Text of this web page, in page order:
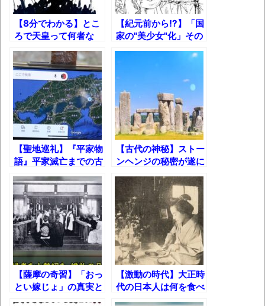
ｗ
新装版「ご冗談でしょう、ファインマンさ
ん（上）（下）」発売
【画像】整形で2400万円超えの美女、水着
グラビアに挑戦
歴ログは10周年ですがnoteに引っ越します
進撃の巨人シーズン7 ファイナルシーズンの
感想
TBS「マツコの知らない世界」スタグル特
集でほとんど紹介されなかったJリーグ…なら
ば自分たちで紹介だ！
時代の流れ
【衝撃】道志村の骨や服、沢の上流から流
されてきた可能性・・・・・・・・・
オーストラリアの男性飛行家 太平洋横断
飛行
【8分でわかる】とこ
ろで天皇って何者な
の!?
【紀元前から!?】「国
家の"美少女"化」その
歴史【擬人化】
【聖地巡礼】『平家物
語』平家滅亡までの古
戦場をめぐる旅【鎌倉
殿の13人】
【古代の神秘】ストー
ンヘンジの秘密が遂に
解明されたッ!?
【薩摩の奇習】「おっ
とい嫁じょ」の真実と
アノ事件のまさかの真
【激動の時代】大正時
代の日本人は何を食べ
ていたのか？